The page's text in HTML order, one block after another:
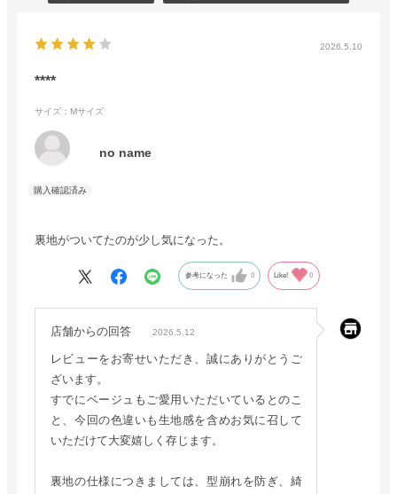
2026.5.10
****
サイズ：Mサイズ
no name
裏地がついてたのが少し気になった。
参考になった 0 Like! 0
店舗からの回答 2026.5.12
レビューをお寄せいただき、誠にありがとうご
ざいます。
すでにベージュもご愛用いただいているとのこ
と、今回の色違いも生地感を含めお気に召して
いただけて大変嬉しく存じます。
裏地の仕様につきましては、型崩れを防ぎ、綺